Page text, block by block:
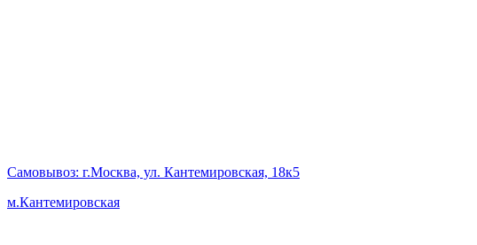
Самовывоз: г.Москва, ул. Кантемировская, 18к5
м.Кантемировская